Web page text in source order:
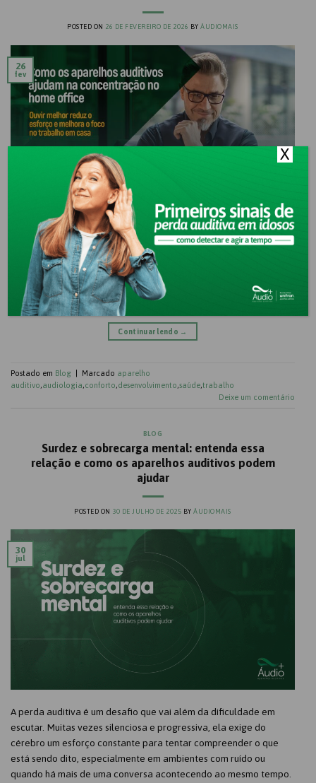
POSTED ON 26 DE FEVEREIRO DE 2026 BYÁUDIOMAIS
26
fev
Trabalhar em casa exige foco, atenção e organização. Para
quem tem algum grau de dificuldade auditiva, esse desafio pode
ser ainda maior. Sons mal compreendidos, esforço constante para
ouvir e a necessidade de repetir informações acabam gerando
cansaço mental e queda de produtividade ao longo do dia.
Quando a audição não está equilibrada, o cérebro […]
Continuar lendo →
Postado em Blog Marcado aparelho
auditivo,audiologia,conforto,desenvolvimento,saúde,trabalho
Deixe um comentário
BLOG
Surdez e sobrecarga mental: entenda essa
relação e como os aparelhos auditivos podem
ajudar
POSTED ON 30 DE JULHO DE 2025 BYÁUDIOMAIS
30
jul
A perda auditiva é um desafio que vai além da dificuldade em
escutar. Muitas vezes silenciosa e progressiva, ela exige do
cérebro um esforço constante para tentar compreender o que
está sendo dito, especialmente em ambientes com ruído ou
quando há mais de uma conversa acontecendo ao mesmo tempo.
X